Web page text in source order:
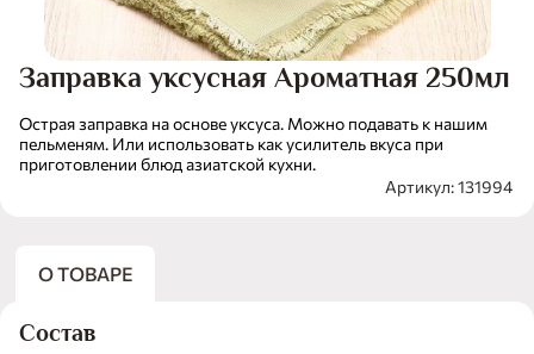
Заправка уксусная Ароматная 250мл
Острая заправка на основе уксуса. Можно подавать к нашим
пельменям. Или использовать как усилитель вкуса при
приготовлении блюд азиатской кухни.
Артикул: 131994
О ТОВАРЕ
Состав